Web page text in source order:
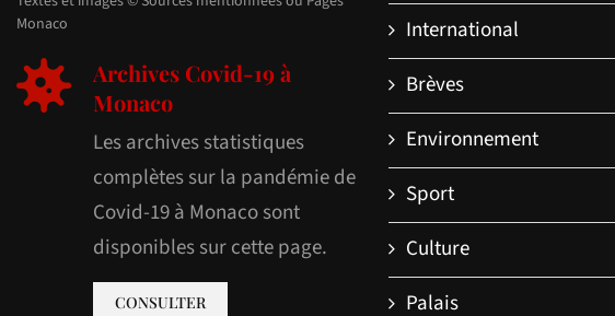
Monaco
Archives Covid-19 à
Monaco
Les archives statistiques
complètes sur la pandémie de
Covid-19 à Monaco sont
disponibles sur cette page.
CONSULTER
International
Brèves
Environnement
Sport
Culture
Palais